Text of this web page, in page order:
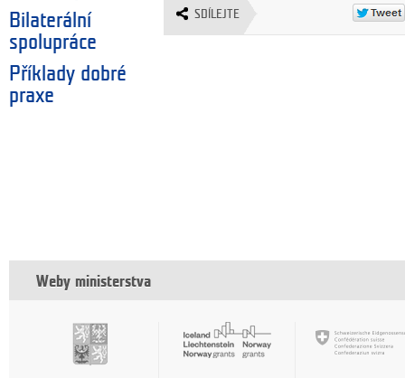
Bilaterální
spolupráce
Příklady dobré
praxe
SDÍLEJTE
Weby ministerstva